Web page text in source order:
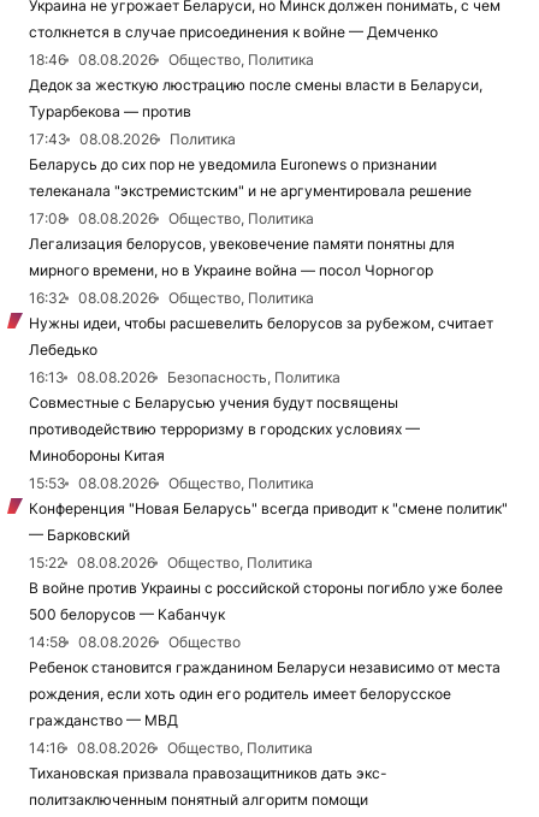
Украина не угрожает Беларуси, но Минск должен понимать, с чем
столкнется в случае присоединения к войне — Демченко
18:46
08.08.2026
Общество, Политика
Дедок за жесткую люстрацию после смены власти в Беларуси,
Турарбекова — против
17:43
08.08.2026
Политика
Беларусь до сих пор не уведомила Euronews о признании
телеканала "экстремистским" и не аргументировала решение
17:08
08.08.2026
Общество, Политика
Легализация белорусов, увековечение памяти понятны для
мирного времени, но в Украине война — посол Чорногор
16:32
08.08.2026
Общество, Политика
Нужны идеи, чтобы расшевелить белорусов за рубежом, считает
Лебедько
16:13
08.08.2026
Безопасность, Политика
Совместные с Беларусью учения будут посвящены
противодействию терроризму в городских условиях —
Минобороны Китая
15:53
08.08.2026
Общество, Политика
Конференция "Новая Беларусь" всегда приводит к "смене политик"
— Барковский
15:22
08.08.2026
Общество, Политика
В войне против Украины с российской стороны погибло уже более
500 белорусов — Кабанчук
14:58
08.08.2026
Общество
Ребенок становится гражданином Беларуси независимо от места
рождения, если хоть один его родитель имеет белорусское
гражданство — МВД
14:16
08.08.2026
Общество, Политика
Тихановская призвала правозащитников дать экс-
политзаключенным понятный алгоритм помощи